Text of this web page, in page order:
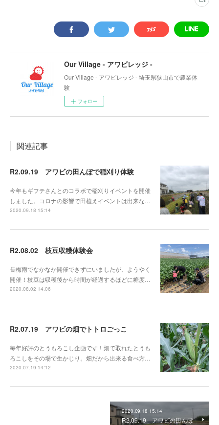
Our Village - アワビレッジ -
Our Village - アワビレッジ - 埼玉県狭山市で農業体
験
フォロー
関連記事
R2.09.19 アワビの田んぼで稲刈り体験
今年もギフテさんとのコラボで稲刈りイベントを開催
しました。コロナの影響で田植えイベントは出来な…
2020.09.18 15:14
R2.08.02 枝豆収穫体験会
長梅雨でなかなか開催できずにいましたが、ようやく
開催！枝豆は収穫後から時間が経過するほどに糖度…
2020.08.02 14:06
R2.07.19 アワビの畑でトトロごっこ
毎年好評のとうもろこし企画です！畑で取れたとうも
ろこしをその場で生かじり。畑だから出来る食べ方…
2020.07.19 14:12
2020.09.18 15:14
R2.09.19 アワビの田んぼ